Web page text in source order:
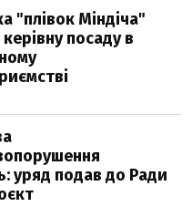
"плівок Міндіча"
посаду в
уряд подав до Ради